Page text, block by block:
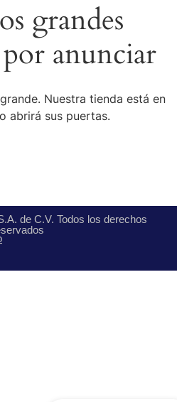
grandes
anunciar
Nuestra tienda está en
abrirá sus puertas.
de C.V. Todos los derechos